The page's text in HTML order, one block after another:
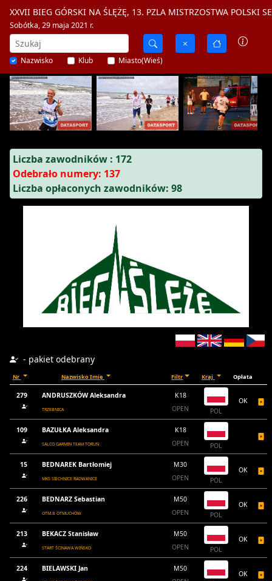
XXVII BIEG GÓRSKI NA ŚLĘŻĘ, 13. PZLA MISTRZOSTWA POLSKI
Sobótka, 29 maja 2021 r.
Nazwisko Klub Miasto(Wieś)
Liczba zawodników : 172
Odebrało numery: 137
Liczba opłaconych zawodników: 98
- pakiet odebrany
Nr Nazwisko Imię Filtr Kraj Opłata
279 ANDRUSZKÓW Aleksandra
TRZEBNICA
K18
OPEN
POL
OK
109 BAZUŁKA Aleksandra
SALCO GARMIN TEAM TORUŃ
K18
OPEN
POL
15 BEDNAREK Bartłomiej
MKS SIECHNICE RADWANICE
M30
OPEN
POL
OK
226 BEDNARZ Sebastian
OTM.B OTMUCHÓW
M50
OPEN
POL
OK
213 BEKACZ Stanisław
START ŚCINAWA WIŃSKO
M50
OPEN
POL
OK
224 BIELAWSKI Jan
M50
OK